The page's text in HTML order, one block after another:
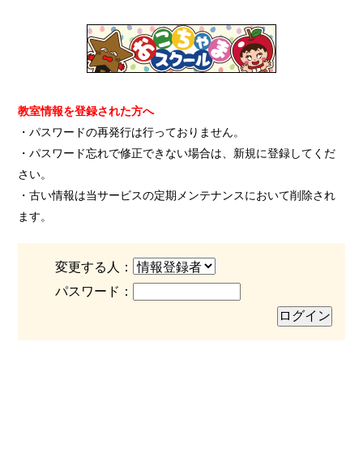
教室情報を登録された方へ
・パスワードの再発行は行っておりません。
・パスワード忘れで修正できない場合は、新規に登録してくだ
さい。
・古い情報は当サービスの定期メンテナンスにおいて削除され
ます。
変更する人：
パスワード：